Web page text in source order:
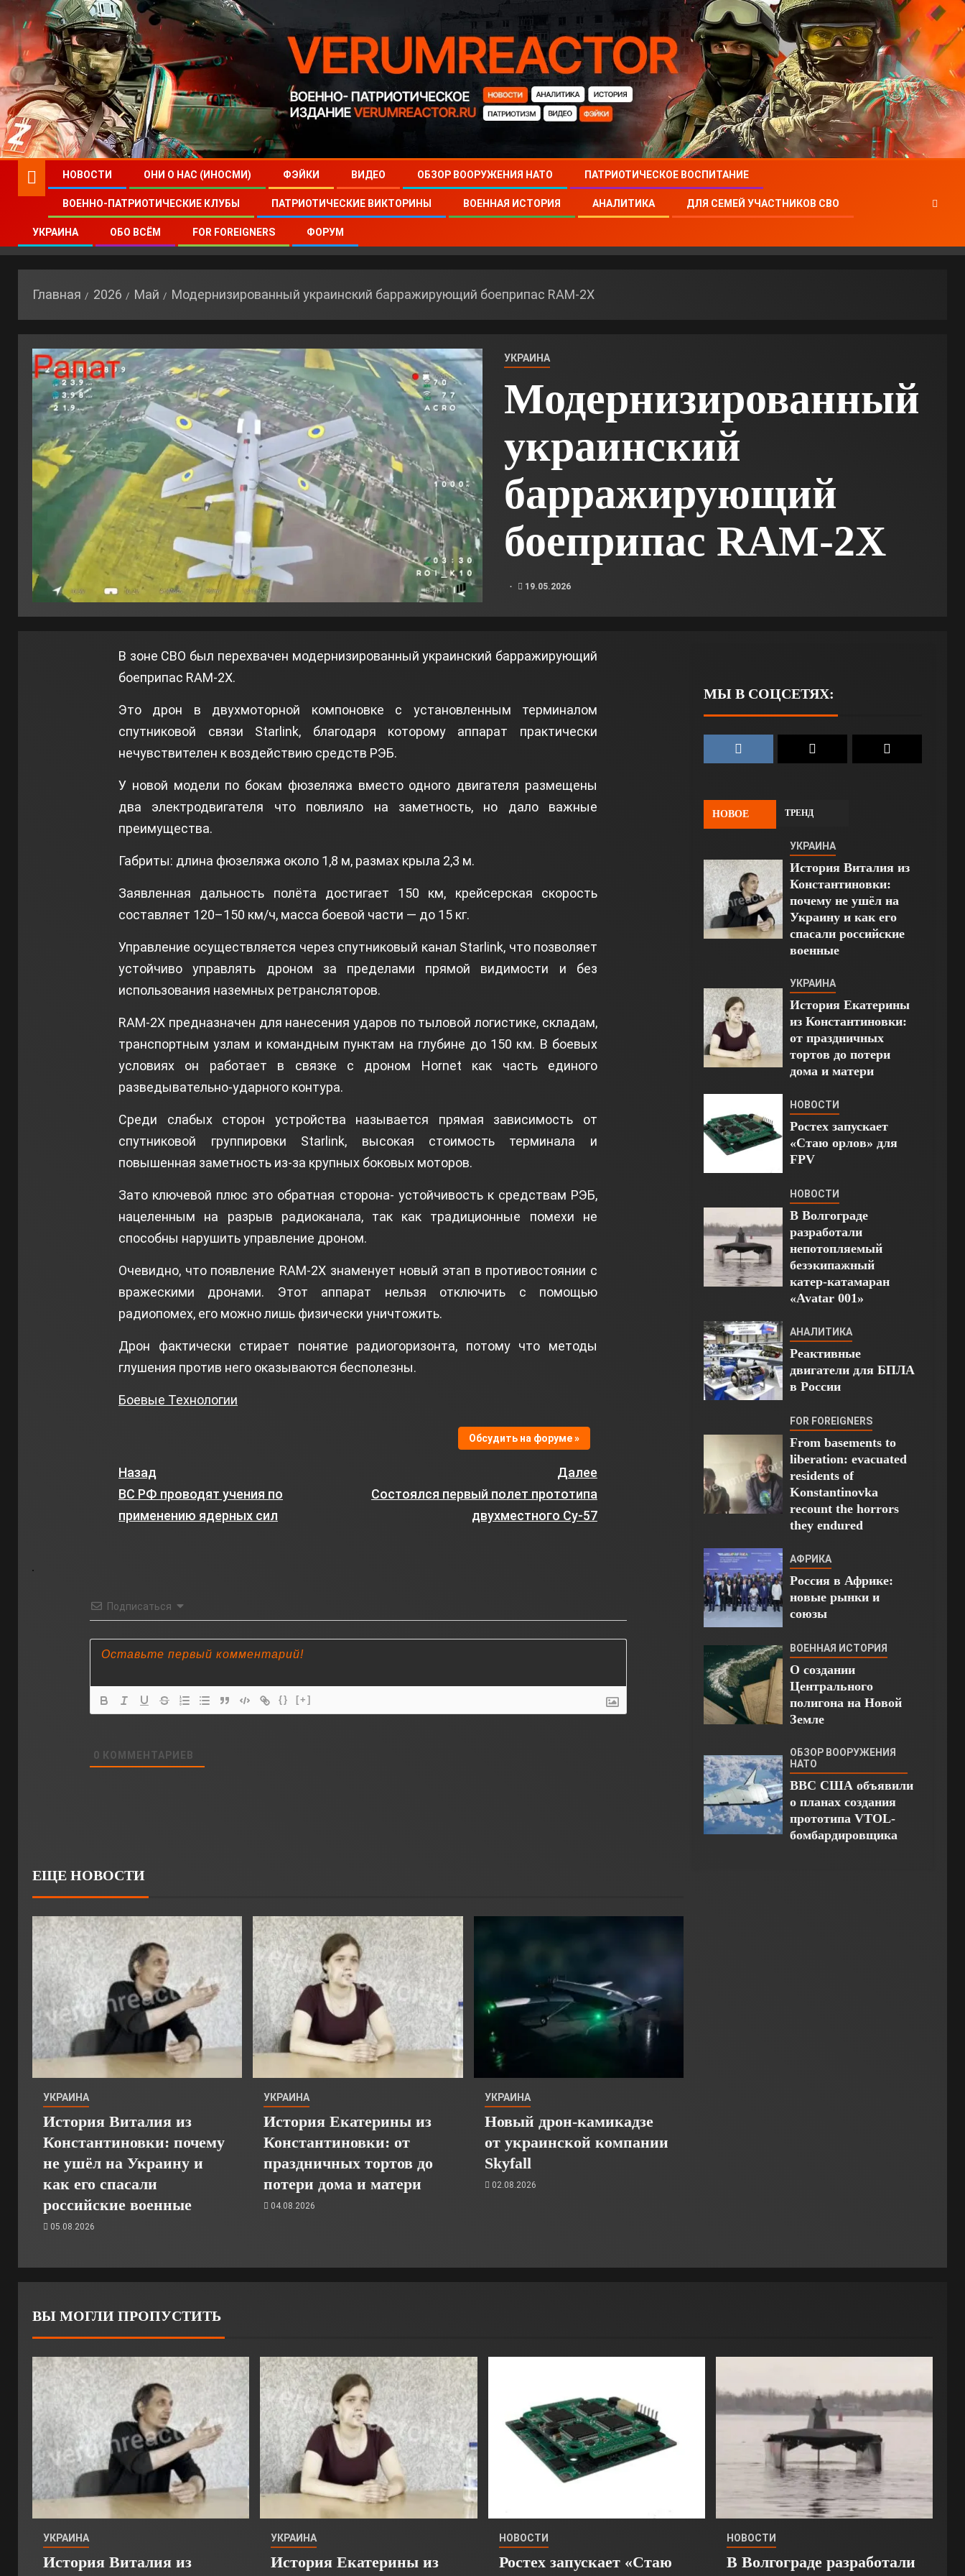
НОВОСТИ ОНИ О НАС (ИНОСМИ) ФЭЙКИ ВИДЕО ОБЗОР ВООРУЖЕНИЯ НАТО ПАТРИОТИЧЕСКОЕ ВОСПИТАНИЕ
ВОЕННО-ПАТРИОТИЧЕСКИЕ КЛУБЫ ПАТРИОТИЧЕСКИЕ ВИКТОРИНЫ ВОЕННАЯ ИСТОРИЯ АНАЛИТИКА ДЛЯ СЕМЕЙ УЧАСТНИКОВ СВО
УКРАИНА ОБО ВСЁМ FOR FOREIGNERS ФОРУМ
Главная 2026 Май Модернизированный украинский барражирующий боеприпас RAM‑2X
УКРАИНА
Модернизированный
украинский
барражирующий
боеприпас RAM‑2X
19.05.2026
В зоне СВО был перехвачен модернизированный украинский барражирующий
боеприпас RAM‑2X.
Это дрон в двухмоторной компоновке с установленным терминалом
спутниковой связи Starlink, благодаря которому аппарат практически
нечувствителен к воздействию средств РЭБ.
У новой модели по бокам фюзеляжа вместо одного двигателя размещены
два электродвигателя что повлияло на заметность, но дало важные
преимущества.
Габриты: длина фюзеляжа около 1,8 м, размах крыла 2,3 м.
Заявленная дальность полёта достигает 150 км, крейсерская скорость
составляет 120–150 км/ч, масса боевой части — до 15 кг.
Управление осуществляется через спутниковый канал Starlink, что позволяет
устойчиво управлять дроном за пределами прямой видимости и без
использования наземных ретрансляторов.
RAM‑2X предназначен для нанесения ударов по тыловой логистике, складам,
транспортным узлам и командным пунктам на глубине до 150 км. В боевых
условиях он работает в связке с дроном Hornet как часть единого
разведывательно‑ударного контура.
Среди слабых сторон устройства называется прямая зависимость от
спутниковой группировки Starlink, высокая стоимость терминала и
повышенная заметность из‑за крупных боковых моторов.
Зато ключевой плюс это обратная сторона- устойчивость к средствам РЭБ,
нацеленным на разрыв радиоканала, так как традиционные помехи не
способны нарушить управление дроном.
Очевидно, что появление RAM‑2X знаменует новый этап в противостоянии с
вражескими дронами. Этот аппарат нельзя отключить с помощью
радиопомех, его можно лишь физически уничтожить.
Дрон фактически стирает понятие радиогоризонта, потому что методы
глушения против него оказываются бесполезны.
Боевые Технологии
Обсудить на форуме »
Назад
ВС РФ проводят учения по
применению ядерных сил
Далее
Состоялся первый полет прототипа
двухместного Су-57
Подписаться
{} [+]
0 КОММЕНТАРИЕВ
ЕЩЕ НОВОСТИ
УКРАИНА
История Виталия из
Константиновки: почему
не ушёл на Украину и
как его спасали
российские военные
05.08.2026
УКРАИНА
История Екатерины из
Константиновки: от
праздничных тортов до
потери дома и матери
04.08.2026
УКРАИНА
Новый дрон-камикадзе
от украинской компании
Skyfall
02.08.2026
МЫ В СОЦСЕТЯХ:
НОВОЕ ТРЕНД
УКРАИНА
История Виталия из
Константиновки:
почему не ушёл на
Украину и как его
спасали российские
военные
УКРАИНА
История Екатерины
из Константиновки:
от праздничных
тортов до потери
дома и матери
НОВОСТИ
Ростех запускает
«Стаю орлов» для
FPV
НОВОСТИ
В Волгограде
разработали
непотопляемый
безэкипажный
катер-катамаран
«Avatar 001»
АНАЛИТИКА
Реактивные
двигатели для БПЛА
в России
FOR FOREIGNERS
From basements to
liberation: evacuated
residents of
Konstantinovka
recount the horrors
they endured
АФРИКА
Россия в Африке:
новые рынки и
союзы
ВОЕННАЯ ИСТОРИЯ
О создании
Центрального
полигона на Новой
Земле
ОБЗОР ВООРУЖЕНИЯ
НАТО
ВВС США объявили
о планах создания
прототипа VTOL-
бомбардировщика
ВЫ МОГЛИ ПРОПУСТИТЬ
УКРАИНА
История Виталия из
УКРАИНА
История Екатерины из
НОВОСТИ
Ростех запускает «Стаю
НОВОСТИ
В Волгограде разработали